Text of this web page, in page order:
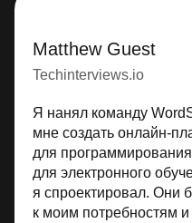
Matthew Guest
Techinterviews.io
Я нанял команду
мне создать онлайн-
для
для электронного
я спроектировал. Они
к моим потребностям